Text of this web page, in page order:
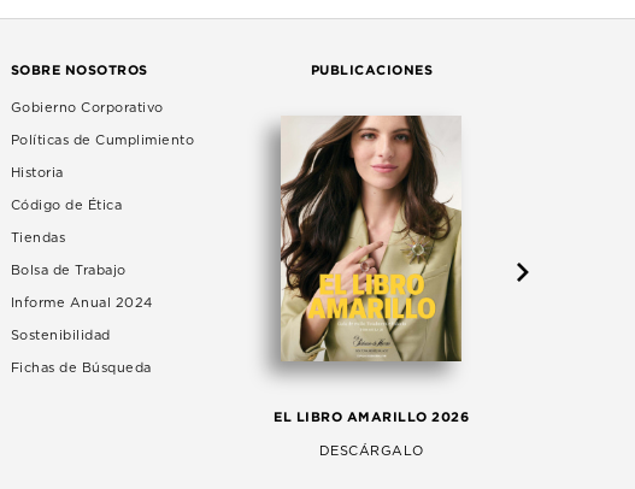
SOBRE NOSOTROS
Gobierno Corporativo
Políticas de Cumplimiento
Historia
Código de Ética
Tiendas
Bolsa de Trabajo
Informe Anual 2024
Sostenibilidad
Fichas de Búsqueda
PUBLICACIONES
EL LIBRO AMARILLO 2026
DESCÁRGALO